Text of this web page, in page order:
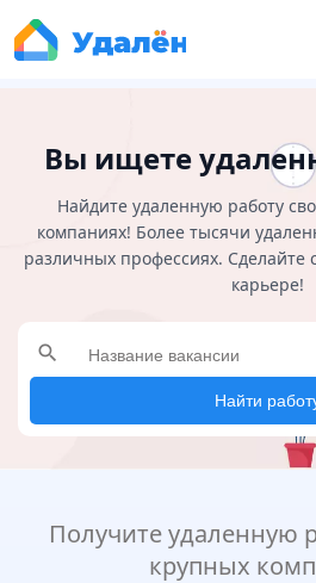
Вы ищете
Найдите удаленную работу
компаниях! Более тысячи
различных профессиях.
карьере!
search
Найти
Получите удаленную
крупных